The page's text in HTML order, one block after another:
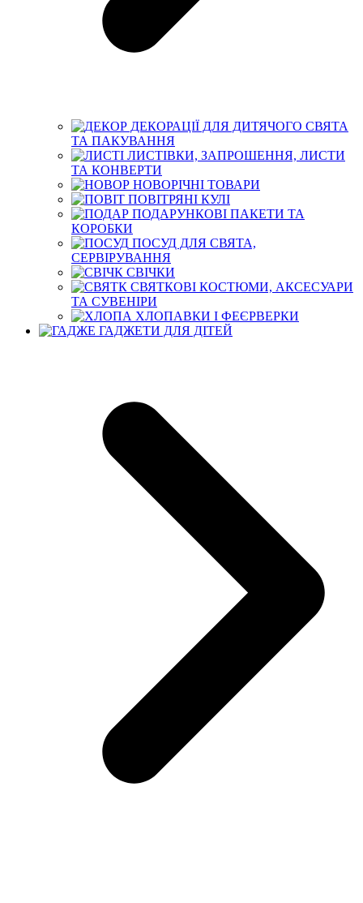
ДЕКОРАЦІЇ ДЛЯ ДИТЯЧОГО СВЯТА
ТА ПАКУВАННЯ
ЛИСТІВКИ, ЗАПРОШЕННЯ, ЛИСТИ
ТА КОНВЕРТИ
НОВОРІЧНІ ТОВАРИ
ПОВІТРЯНІ КУЛІ
ПОДАРУНКОВІ ПАКЕТИ ТА
КОРОБКИ
ПОСУД ДЛЯ СВЯТА,
СЕРВІРУВАННЯ
СВІЧКИ
СВЯТКОВІ КОСТЮМИ, АКСЕСУАРИ
ТА СУВЕНІРИ
ХЛОПАВКИ І ФЕЄРВЕРКИ
ГАДЖЕТИ ДЛЯ ДІТЕЙ